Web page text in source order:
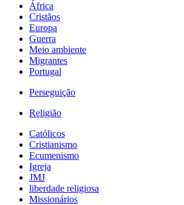
África
Cristãos
Europa
Guerra
Meio ambiente
Migrantes
Portugal
Perseguição
Religião
Católicos
Cristianismo
Ecumenismo
Igreja
JMJ
liberdade religiosa
Missionários